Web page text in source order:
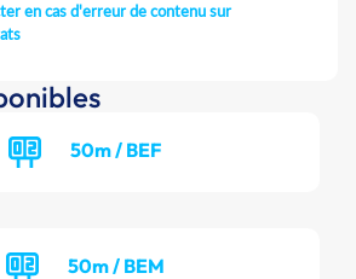
en cas d'erreur de contenu sur
50m / BEF
50m / BEM